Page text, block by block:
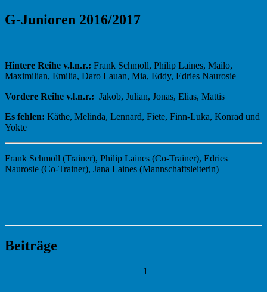
G-Junioren 2016/2017
Hintere Reihe v.l.n.r.: Frank Schmoll, Philip Laines, Mailo,
Maximilian, Emilia, Daro Lauan, Mia, Eddy, Edries Naurosie
Vordere Reihe v.l.n.r.: Jakob, Julian, Jonas, Elias, Mattis
Es fehlen: Käthe, Melinda, Lennard, Fiete, Finn-Luka, Konrad und
Yokte
Frank Schmoll (Trainer), Philip Laines (Co-Trainer), Edries
Naurosie (Co-Trainer), Jana Laines (Mannschaftsleiterin)
Beiträge
1